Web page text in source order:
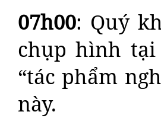
07h00: Quý
chụp hình tại
“tác phẩm
này.